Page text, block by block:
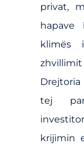
privat,
hapave
klimës
tej
krijimin